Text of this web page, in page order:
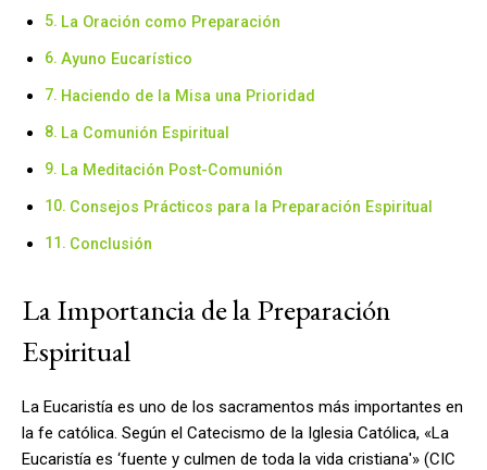
La Oración como Preparación
Ayuno Eucarístico
Haciendo de la Misa una Prioridad
La Comunión Espiritual
La Meditación Post-Comunión
Consejos Prácticos para la Preparación Espiritual
Conclusión
La Importancia de la Preparación
Espiritual
La Eucaristía es uno de los sacramentos más importantes en
la fe católica. Según el Catecismo de la Iglesia Católica, «La
Eucaristía es ‘fuente y culmen de toda la vida cristiana'» (CIC